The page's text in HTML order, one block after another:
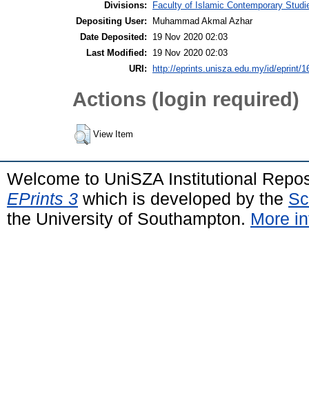
Divisions:
Faculty of Islamic Contemporary
Depositing User:
Muhammad Akmal Azhar
Date Deposited:
19 Nov 2020 02:03
Last Modified:
19 Nov 2020 02:03
URI:
http://eprints.unisza.edu.my/id/eprint/
Actions (login required)
View Item
Welcome to UniSZA Institutional
EPrints 3 which is developed by the
the University of Southampton. More